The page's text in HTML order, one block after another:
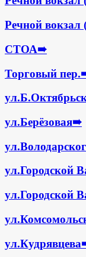
Речной
СТОА➠
Торговый пер.
ул.Берёзовая➠
ул.Городской
ул.Городской
ул.Кудрявцева